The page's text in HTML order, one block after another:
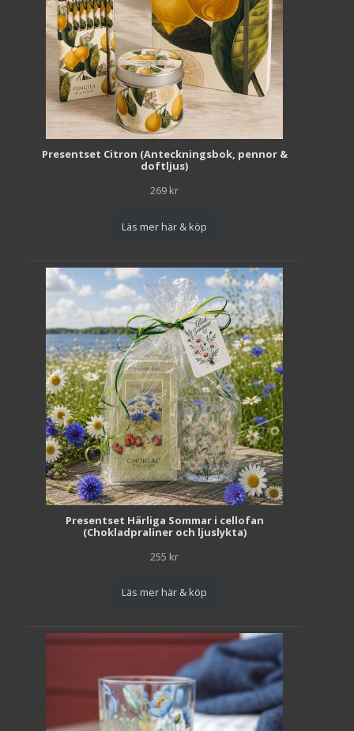
Presentset Citron (Anteckningsbok, pennor &
doftljus)
269 kr
Läs mer här & köp
Presentset Härliga Sommar i cellofan
(Chokladpraliner och ljuslykta)
255 kr
Läs mer här & köp